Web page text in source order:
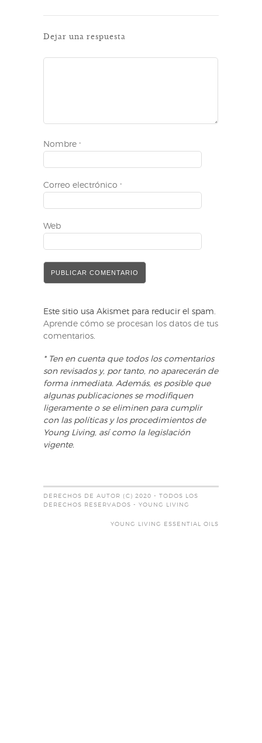
Dejar una respuesta
Nombre *
Correo electrónico *
Web
Este sitio usa Akismet para reducir el spam.
Aprende cómo se procesan los datos de tus
comentarios
* Ten en cuenta que todos los comentarios
son revisados y, por tanto, no aparecerán de
forma inmediata. Además, es posible que
algunas publicaciones se modifiquen
ligeramente o se eliminen para cumplir
con las políticas y los procedimientos de
Young Living, así como la legislación
vigente.
DERECHOS DE AUTOR (C) 2020 - TODOS LOS
DERECHOS RESERVADOS - YOUNG LIVING
YOUNG LIVING ESSENTIAL OILS